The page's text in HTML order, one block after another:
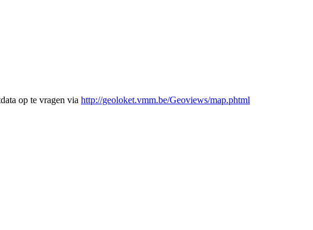
op te vragen via http://geoloket.vmm.be/Geoviews/map.phtml